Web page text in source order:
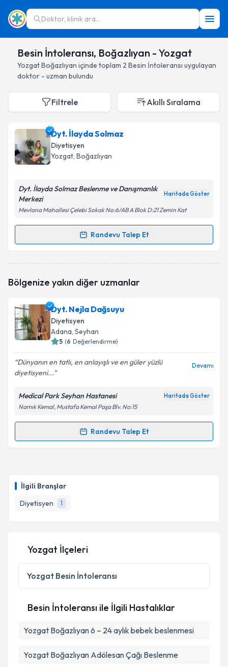
Doktor, klinik ara...
Besin İntoleransı, Boğazlıyan - Yozgat
YozgatBoğazlıyan içinde toplam 2 Besin İntoleransı uygulayan
doktor - uzman bulundu
İlgili Branşlar
Diyetisyen
1
Filtrele Akıllı Sıralama
Dyt. İlayda Solmaz
Diyetisyen
Yozgat, Boğazlıyan
Dyt. İlayda Solmaz Beslenme ve Danışmanlık
Merkezi
Haritada Göster
Mevlana Mahallesi Çelebi Sokak No:6/AB A Blok D:21 Zemin Kat
Randevu Talep Et
Randevu Takvimi Talebi
oluşturun. Size bu uzmandan randevu almanız için bir
E-posta Adresiniz
Kişisel verilerimin işlenmesine ilişkin Aydınlatma
Metni
Bölgenize yakın diğer uzmanlar
Dyt. Nejla Dağsuyu
Diyetisyen
Adana, Seyhan
5 (6 Değerlendirme)
Dünyanın en tatlı, en anlayışlı ve en güler yüzlü
diyetisyeni...
Devamı
Medical Park Seyhan Hastanesi Haritada Göster
Namık Kemal, Mustafa Kemal Paşa Blv. No:15
Randevu Talep Et
Randevu Takvimi Talebi
takvim hazırlandığında e-posta ile bilgilendireceğiz.
E-posta Adresiniz
Kişisel verilerimin işlenmesine ilişkinAydınlatma
Metni
'ni okudum ve kişisel verilerimin belirtilen
kapsamda işlenmesini kabul ediyorum.
Takvim Talebini Gönder
Yozgat İlçeleri
Yozgat Besin İntoleransı
Besin İntoleransı ile İlgili Hastalıklar
Yozgat Boğazlıyan 6 – 24 aylık bebek beslenmesi
Yozgat Boğazlıyan Adölesan Çağı Beslenme